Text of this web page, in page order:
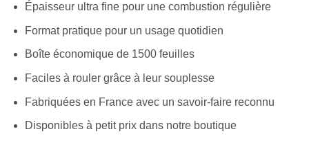
Épaisseur ultra fine pour une combustion régulière
Format pratique pour un usage quotidien
Boîte économique de 1500 feuilles
Faciles à rouler grâce à leur souplesse
Fabriquées en France avec un savoir-faire reconnu
Disponibles à petit prix dans notre boutique